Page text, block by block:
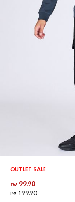
OUTLET SALE
מחיר
מוצר
99.90 ₪
199.90 ₪